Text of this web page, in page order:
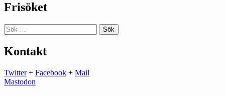
Frisöket
Sök
efter:
Kontakt
Twitter+ Facebook + Mail
Mastodon